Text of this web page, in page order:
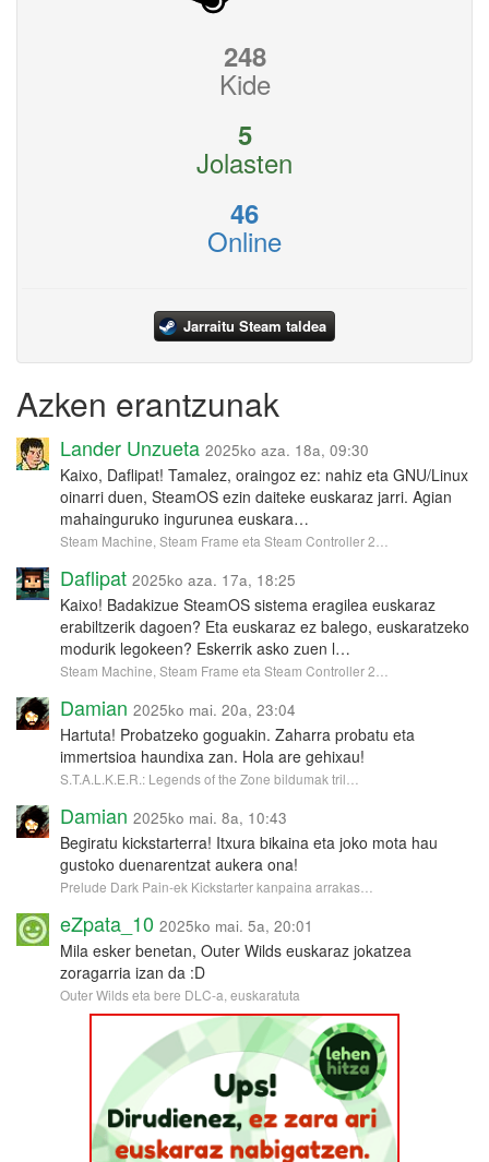
248
Kide
5
Jolasten
46
Online
Jarraitu Steam taldea
Azken erantzunak
Lander Unzueta 2025ko aza. 18a, 09:30
Kaixo, Daflipat! Tamalez, oraingoz ez: nahiz eta GNU/Linux
oinarri duen, SteamOS ezin daiteke euskaraz jarri. Agian
mahainguruko ingurunea euskara…
Steam Machine, Steam Frame eta Steam Controller 2…
Daflipat 2025ko aza. 17a, 18:25
Kaixo! Badakizue SteamOS sistema eragilea euskaraz
erabiltzerik dagoen? Eta euskaraz ez balego, euskaratzeko
modurik legokeen? Eskerrik asko zuen l…
Steam Machine, Steam Frame eta Steam Controller 2…
Damian 2025ko mai. 20a, 23:04
Hartuta! Probatzeko goguakin. Zaharra probatu eta
immertsioa haundixa zan. Hola are gehixau!
S.T.A.L.K.E.R.: Legends of the Zone bildumak tril…
Damian 2025ko mai. 8a, 10:43
Begiratu kickstarterra! Itxura bikaina eta joko mota hau
gustoko duenarentzat aukera ona!
Prelude Dark Pain-ek Kickstarter kanpaina arrakas…
eZpata_10 2025ko mai. 5a, 20:01
Mila esker benetan, Outer Wilds euskaraz jokatzea
zoragarria izan da :D
Outer Wilds eta bere DLC-a, euskaratuta